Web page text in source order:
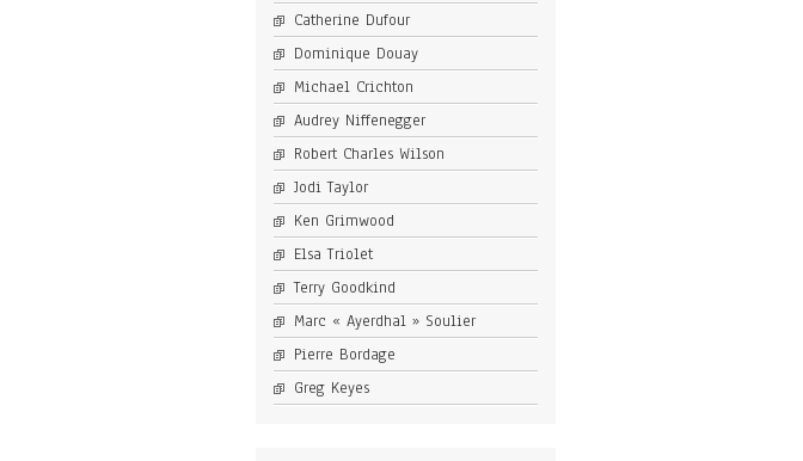
Catherine Dufour
Dominique Douay
Michael Crichton
Audrey Niffenegger
Robert Charles Wilson
Jodi Taylor
Ken Grimwood
Elsa Triolet
Terry Goodkind
Marc « Ayerdhal » Soulier
Pierre Bordage
Greg Keyes